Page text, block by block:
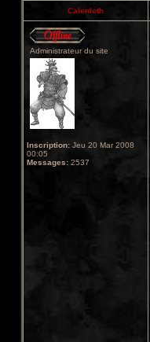
Calenloth
Administrateur du site
Inscription: Jeu 20 Mar 2008
00:05
Messages: 2537